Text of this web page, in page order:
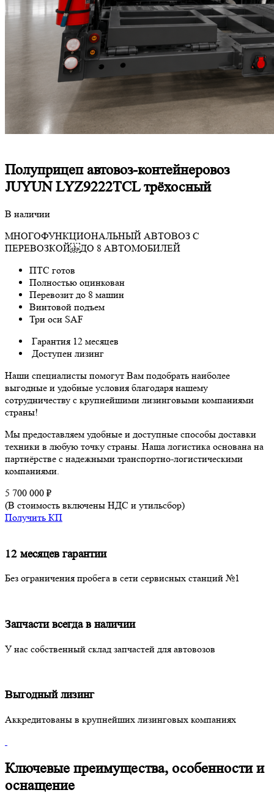
Полуприцеп автовоз-контейнеровоз
JUYUN LYZ9222TCL трёхосный
В наличии
МНОГОФУНКЦИОНАЛЬНЫЙ АВТОВОЗ С
ПЕРЕВОЗКОЙ ДО 8 АВТОМОБИЛЕЙ
ПТС готов
Полностью оцинкован
Перевозит до 8 машин
Винтовой подъем
Три оси SAF
Гарантия 12 месяцев
Доступен лизинг
Наши специалисты помогут Вам подобрать наиболее
выгодные и удобные условия благодаря нашему
сотрудничеству с крупнейшими лизинговыми компаниями
страны!
Мы предоставляем удобные и доступные способы доставки
техники в любую точку страны. Наша логистика основана на
партнёрстве с надежными транспортно-логистическими
компаниями.
5 700 000 ₽
(В стоимость включены НДС и утильсбор)
Получить КП
12 месяцев гарантии
Без ограничения пробега в сети сервисных станций №1
Запчасти всегда в наличии
У нас собственный склад запчастей для автовозов
Выгодный лизинг
Аккредитованы в крупнейших лизинговых компаниях
Ключевые преимущества, особенности и
оснащение